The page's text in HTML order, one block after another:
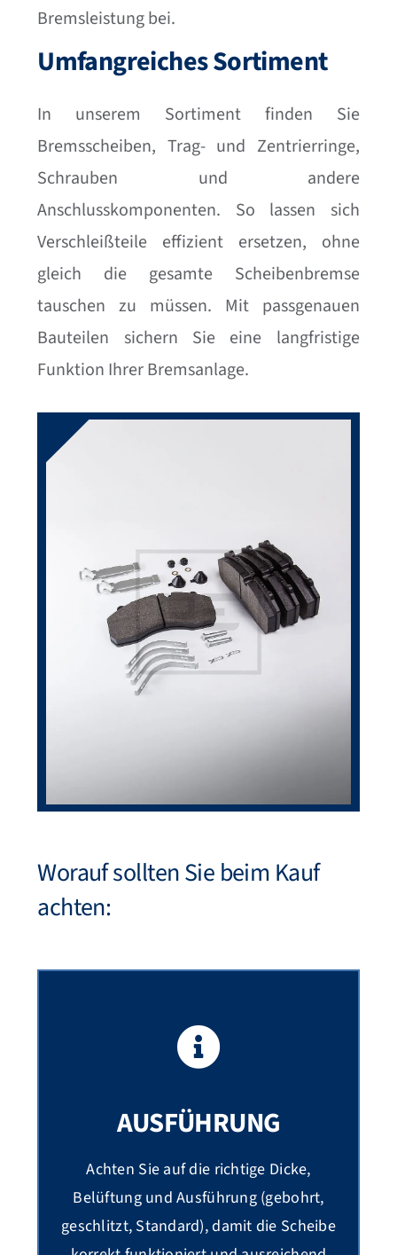
Bremsleistung bei.
Umfangreiches Sortiment
In unserem Sortiment finden Sie
Bremsscheiben, Trag- und Zentrierringe,
Schrauben und andere
Anschlusskomponenten. So lassen sich
Verschleißteile effizient ersetzen, ohne
gleich die gesamte Scheibenbremse
tauschen zu müssen. Mit passgenauen
Bauteilen sichern Sie eine langfristige
Funktion Ihrer Bremsanlage.
Worauf sollten Sie beim Kauf
achten:
AUSFÜHRUNG
Achten Sie auf die richtige Dicke,
Belüftung und Ausführung (gebohrt,
geschlitzt, Standard), damit die Scheibe